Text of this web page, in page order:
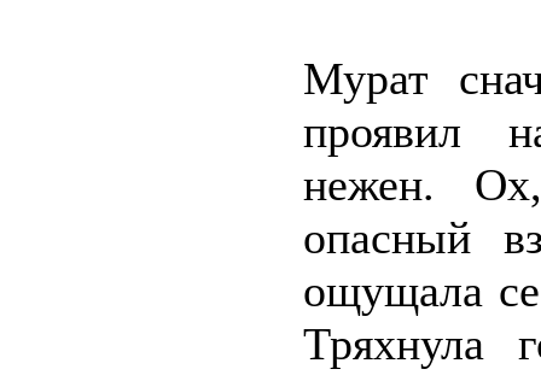
Мурат
проявил
нежен.
опасный
ощущала
Тряхнула